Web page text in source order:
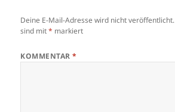
Deine E-Mail-Adresse wird nicht veröffentlicht.
sind mit* markiert
KOMMENTAR*